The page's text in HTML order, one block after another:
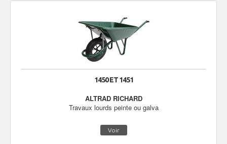
1450 ET 1451
ALTRAD RICHARD
Travaux lourds peinte ou galva
Voir